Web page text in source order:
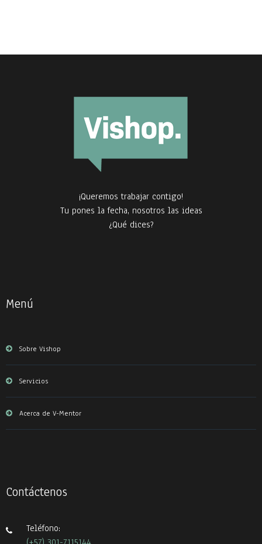
¡Queremos trabajar contigo!
Tu pones la fecha, nosotros las ideas
¿Qué dices?
Menú
Sobre Vishop
Servicios
Acerca de V-Mentor
Contáctenos
Teléfono: